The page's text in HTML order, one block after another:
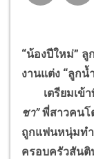
“น้องปีใหม่”
งานแต่ง “ลูกน้
เตรียมเข้า
ชา”พี่สาวคนโ
ถูกแฟนหนุ่มทำ
ครอบครัวสันติ